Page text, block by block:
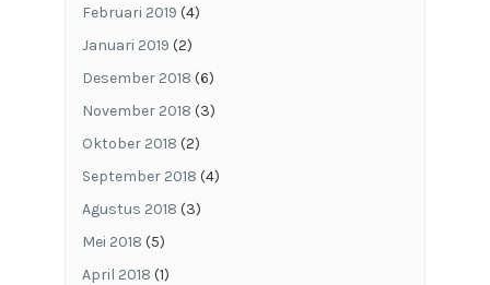
Februari 2019 (4)
Januari 2019 (2)
Desember 2018 (6)
November 2018 (3)
Oktober 2018 (2)
September 2018 (4)
Agustus 2018 (3)
Mei 2018 (5)
April 2018 (1)